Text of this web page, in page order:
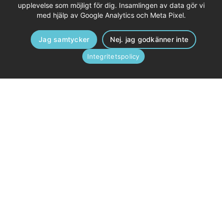
upplevelse som möjligt för dig. Insamlingen av data gör vi
med hjälp av Google Analytics och Meta Pixel.
Jag samtycker Nej. jag godkänner inte
Integritetspolicy